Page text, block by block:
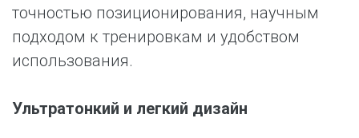
точностью позиционирования, научным
подходом к тренировкам и удобством
использования.
Ультратонкий и легкий дизайн